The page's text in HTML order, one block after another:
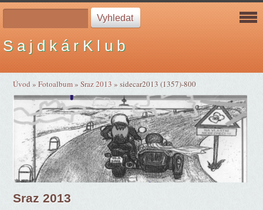
S a j d k á r K l u b
Úvod »Fotoalbum»Sraz 2013 »sidecar2013 (1357)-800
Sraz 2013